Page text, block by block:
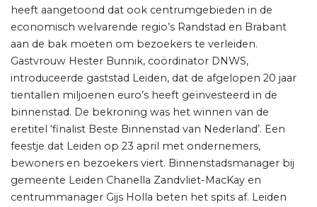
heeft aangetoond dat ook centrumgebieden in de
economisch welvarende regio’s Randstad en Brabant
aan de bak moeten om bezoekers te verleiden.
Gastvrouw Hester Bunnik, coördinator DNWS,
introduceerde gaststad Leiden, dat de afgelopen 20 jaar
tientallen miljoenen euro’s heeft geïnvesteerd in de
binnenstad. De bekroning was het winnen van de
eretitel ‘finalist Beste Binnenstad van Nederland’. Een
feestje dat Leiden op 23 april met ondernemers,
bewoners en bezoekers viert. Binnenstadsmanager bij
gemeente Leiden Chanella Zandvliet-MacKay en
centrummanager Gijs Holla beten het spits af. Leiden